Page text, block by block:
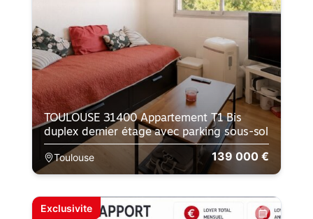
139 000 €
TOULOUSE 31400 Appartement T1 Bis
duplex dernier étage avec parking sous-sol
Toulouse
Exclusivite